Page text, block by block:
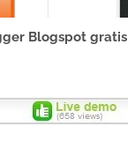
Blogspot gratis